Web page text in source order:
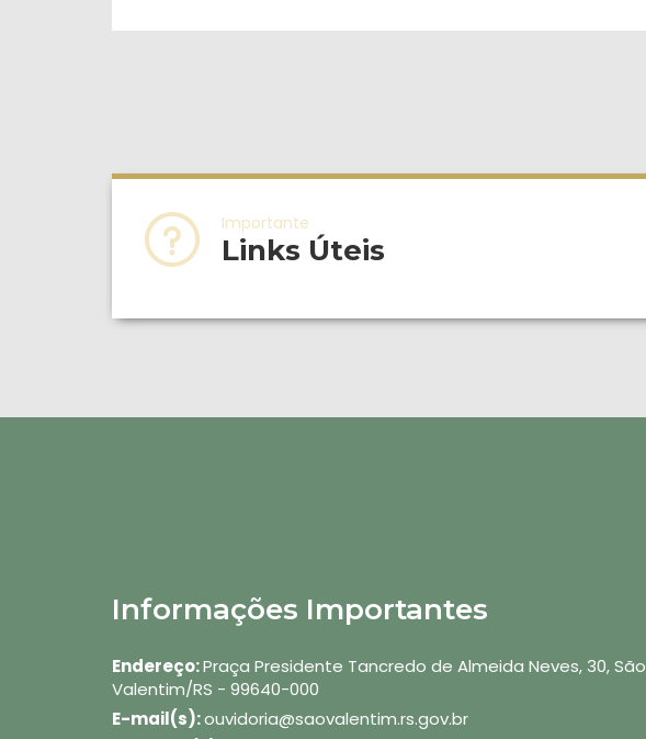
Importante
Links Úteis
Informações Importantes
Endereço:Praça Presidente Tancredo de Almeida Neves, 30, São
Valentim/RS - 99640-000
E-mail(s):ouvidoria@saovalentim.rs.gov.br